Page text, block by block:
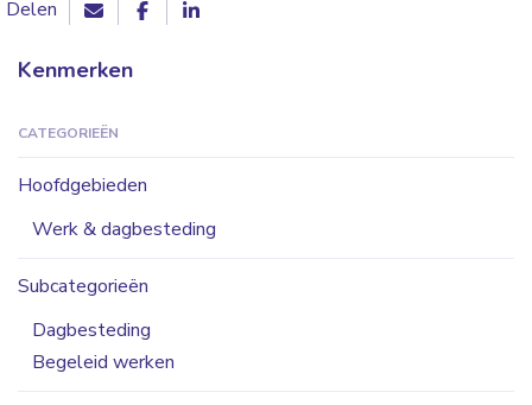
Delen
Kenmerken
CATEGORIEËN
Hoofdgebieden
Werk & dagbesteding
Subcategorieën
Dagbesteding
Begeleid werken